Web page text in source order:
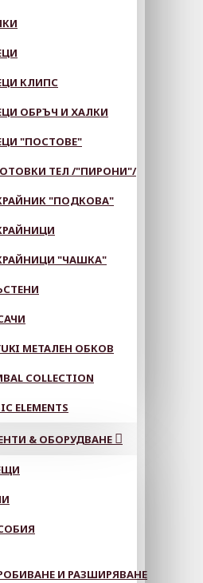
КЛИПС
ОБРЪЧ И ХАЛКИ
"ПОСТОВЕ"
ТЕЛ /"ПИРОНИ"/
"ПОДКОВА"
"ЧАШКА"
МЕТАЛЕН ОБКОВ
COLLECTION
ELEMENTS
& ОБОРУДВАНЕ
И РАЗШИРЯВАНЕ